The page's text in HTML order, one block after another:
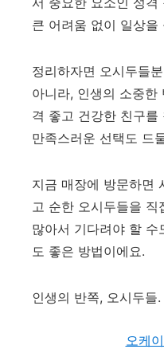
큰 어려움 없이 일상을
정리하자면 오시두들
아니라, 인생의 소중한
격 좋고 건강한 친구를
만족스러운 선택도 드
지금 매장에 방문하면
고 순한 오시두들을
많아서 기다려야 할 수
도 좋은 방법이에요.
인생의 반쪽, 오시두들
오케